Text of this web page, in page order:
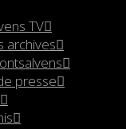
TV
archives
presse